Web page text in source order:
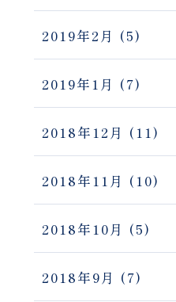
2019年2月 (5)
2019年1月 (7)
2018年12月 (11)
2018年11月 (10)
2018年10月 (5)
2018年9月 (7)